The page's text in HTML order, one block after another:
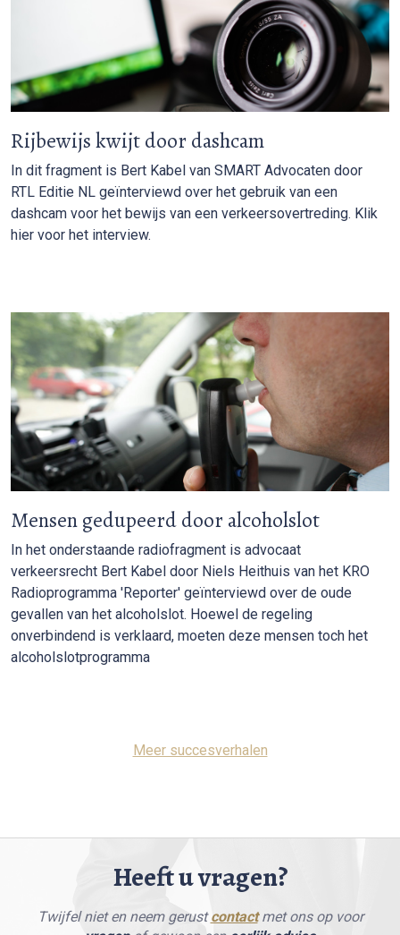
Rijbewijs kwijt door dashcam
In dit fragment is Bert Kabel van SMART Advocaten door
RTL Editie NL geïnterviewd over het gebruik van een
dashcam voor het bewijs van een verkeersovertreding. Klik
hier voor het interview.
Mensen gedupeerd door alcoholslot
In het onderstaande radiofragment is advocaat
verkeersrecht Bert Kabel door Niels Heithuis van het KRO
Radioprogramma 'Reporter' geïnterviewd over de oude
gevallen van het alcoholslot. Hoewel de regeling
onverbindend is verklaard, moeten deze mensen toch het
alcoholslotprogramma
Meer succesverhalen
Heeft u vragen?
Twijfel niet en neem gerustcontactmet ons op voor